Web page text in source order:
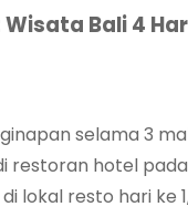
Bali 4
selama 3
restoran hotel
lokal resto hari ke